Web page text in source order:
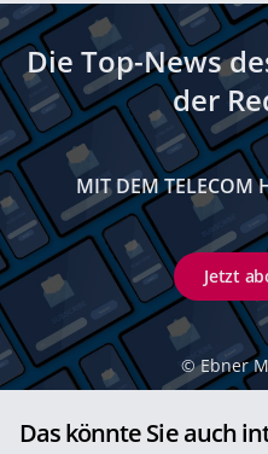
Die Top-News
der
MIT DEM TELECOM
Jetzt
© Ebner
Das könnte Sie auch